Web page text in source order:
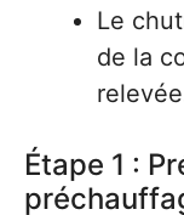
Le
de la
Étape 1 :